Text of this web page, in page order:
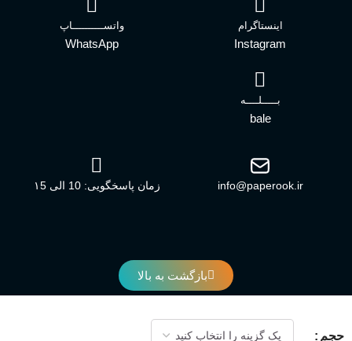
حجم
اینستاگرام
Instagram
واتســــــــــاپ
WhatsApp
بـــــلــــه
bale
info@paperook.ir زمان پاسخگویی: 10 الی ۱5
بازگشت به بالا
کلیه حقوق برای وبسایت پاپروک محفوظ است.